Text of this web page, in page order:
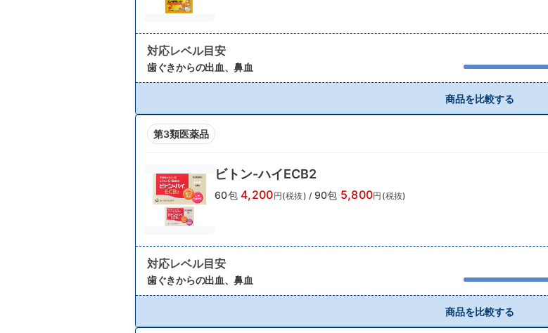
対応レベル目安
歯ぐきからの出血、鼻血
商品を比較する
第3類医薬品
ビトン-ハイECB2
60包 4,200円(税抜) / 90包 5,800円(税抜)
対応レベル目安
歯ぐきからの出血、鼻血
商品を比較する